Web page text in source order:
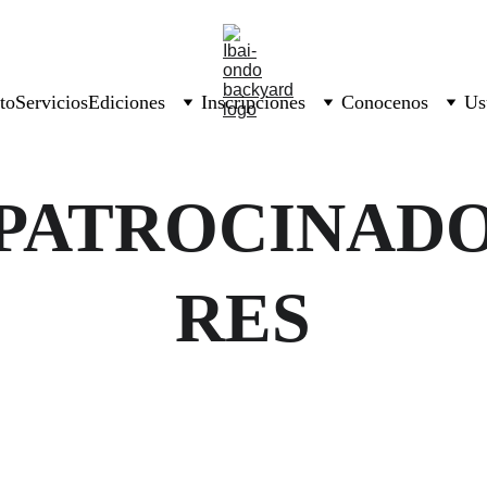
ServiciosEdiciones Inscripciones Conocenos
RES